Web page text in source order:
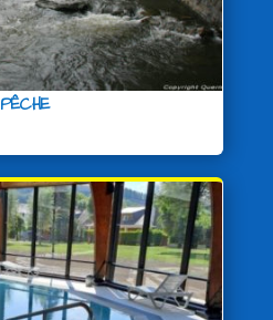
PÊCHE